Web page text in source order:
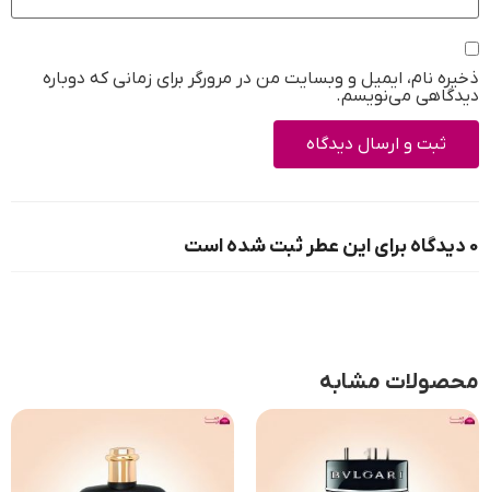
ذخیره نام، ایمیل و وبسایت من در مرورگر برای زمانی که دوباره
دیدگاهی می‌نویسم.
0 دیدگاه برای این عطر ثبت شده است
محصولات مشابه